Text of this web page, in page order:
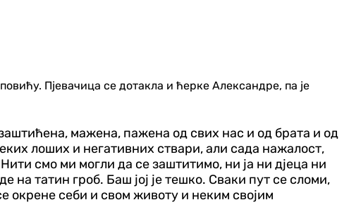
Пјевачица се дотакла и ћерке Александре, па је
мажена, пажена од свих нас и од брата и од
лоших и негативних ствари, али сада нажалост,
смо ми могли да се заштитимо, ни ја ни дјеца ни
на татин гроб. Баш јој је тешко. Сваки пут се сломи,
окрене себи и свом животу и неким својим